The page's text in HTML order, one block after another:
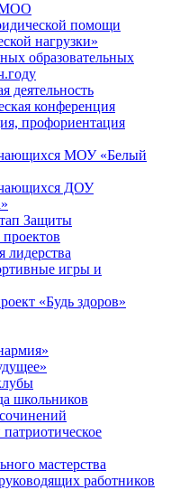
МОО
помощи
нагрузки»
образовательных
деятельность
конференция
профориентация
МОУ «Белый
ДОУ
Защиты
проектов
лидерства
игры и
«Будь здоров»
школьников
мастерства
работников